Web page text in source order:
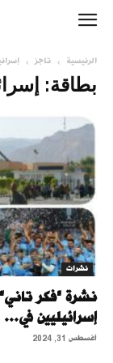
الرئيسية تاجز
بطاقة:
نشرات
نشرة "فكر
إسرائيليين في...
أغسطس 31, 2024